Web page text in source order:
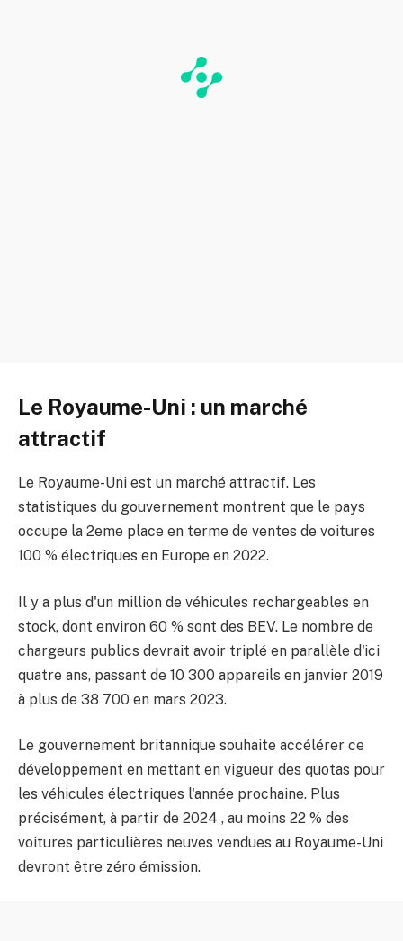
Le Royaume-Uni : un marché
attractif
Le Royaume-Uni est un marché attractif. Les
statistiques du gouvernement montrent que le pays
occupe la 2eme place en terme de ventes de voitures
100 % électriques en Europe en 2022.
Il y a plus d'un million de véhicules rechargeables en
stock, dont environ 60 % sont des BEV. Le nombre de
chargeurs publics devrait avoir triplé en parallèle d'ici
quatre ans, passant de 10 300 appareils en janvier 2019
à plus de 38 700 en mars 2023.
Le gouvernement britannique souhaite accélérer ce
développement en mettant en vigueur des quotas pour
les véhicules électriques l'année prochaine. Plus
précisément, à partir de 2024 , au moins 22 % des
voitures particulières neuves vendues au Royaume-Uni
devront être zéro émission.